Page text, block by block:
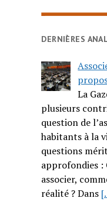
DERNIÈRES
La
plusieurs
question de
habitants à la
questions
approfondies :
associer,
réalité ? Dans